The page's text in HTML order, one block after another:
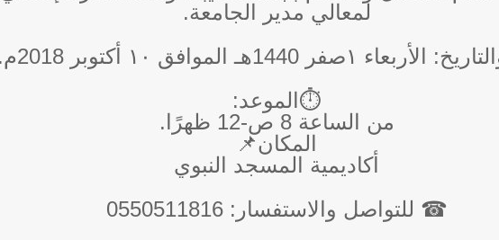
لمعالي مدير الجامعة.
١صفر 1440هـ الموافق ١٠ أكتوبر 2018م.
⏱الموعد:
من الساعة 8 ص-12 ظهرًا.
المكان📌
أكاديمية المسجد النبوي
☎ للتواصل والاستفسار: 0550511816